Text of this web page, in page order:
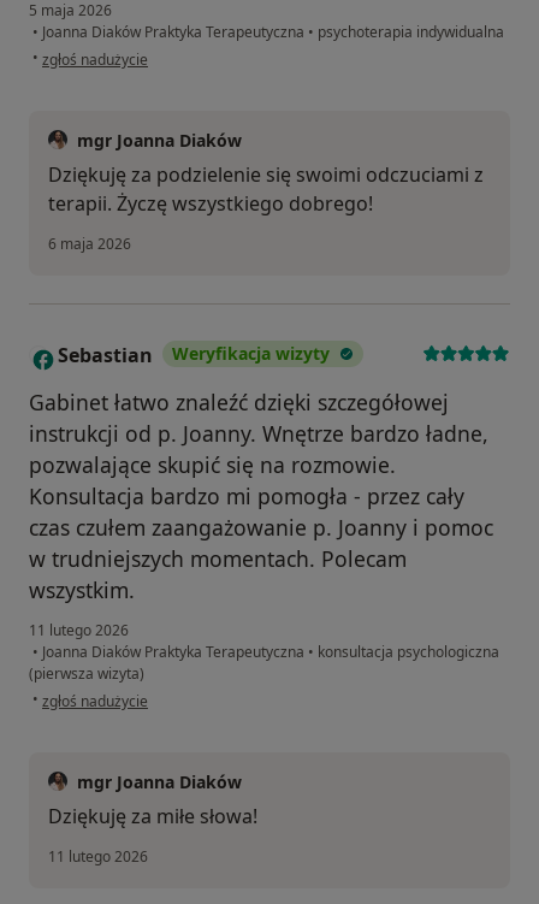
5 maja 2026
• Joanna Diaków Praktyka Terapeutyczna • psychoterapia indywidualna
• w opinii użytkownika Dominik
zgłoś nadużycie
mgr Joanna Diaków
Dziękuję za podzielenie się swoimi odczuciami z
terapii. Życzę wszystkiego dobrego!
6 maja 2026
S Sebastian Weryfikacja wizyty
Gabinet łatwo znaleźć dzięki szczegółowej
instrukcji od p. Joanny. Wnętrze bardzo ładne,
pozwalające skupić się na rozmowie.
Konsultacja bardzo mi pomogła - przez cały
czas czułem zaangażowanie p. Joanny i pomoc
w trudniejszych momentach. Polecam
wszystkim.
11 lutego 2026
• Joanna Diaków Praktyka Terapeutyczna • konsultacja psychologiczna
(pierwsza wizyta)
• w opinii użytkownika Sebastian
zgłoś nadużycie
mgr Joanna Diaków
Dziękuję za miłe słowa!
11 lutego 2026